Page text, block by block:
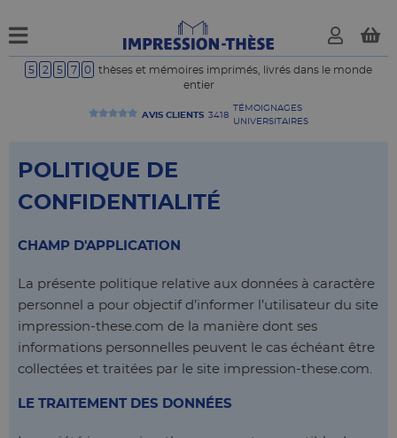
5 2 5 7 0
thèses et mémoires imprimés, livrés dans le monde
entier
AVIS CLIENTS
TÉMOIGNAGES
UNIVERSITAIRES
POLITIQUE DE
CONFIDENTIALITÉ
CHAMP D'APPLICATION
La présente politique relative aux données à caractère
personnel a pour objectif d’informer l’utilisateur du site
impression-these.com de la manière dont ses
informations personnelles peuvent le cas échéant être
collectées et traitées par le site impression-these.com.
LE TRAITEMENT DES DONNÉES